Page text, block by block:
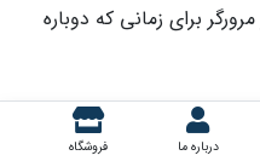
برای زمانی که دوباره
درباره ما فروشگاه